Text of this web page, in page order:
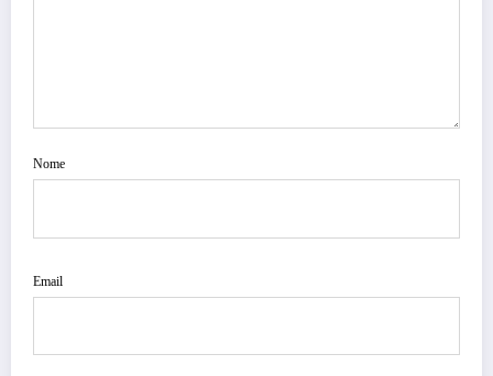
Nome
Email